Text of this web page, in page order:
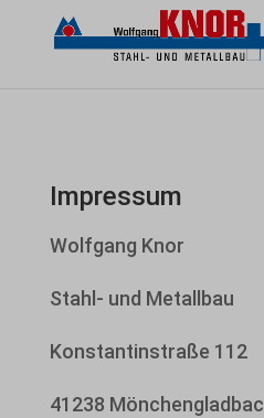
Impressum
Wolfgang Knor
Stahl- und Metallbau
Konstantinstraße 112
41238